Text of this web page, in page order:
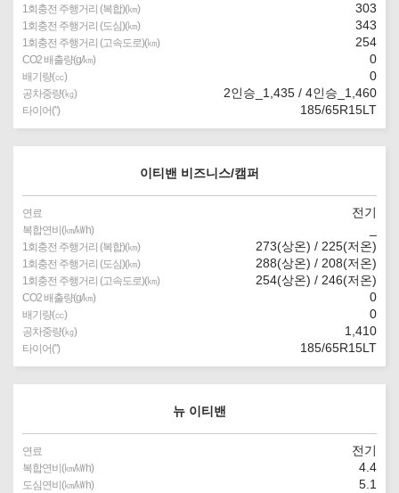
1회충전 주행거리 (복합)(㎞) 303
1회충전 주행거리 (도심)(㎞) 343
1회충전 주행거리 (고속도로)(㎞) 254
CO2 배출량(g/㎞) 0
배기량(㏄) 0
공차중량(㎏) 2인승_1,435 / 4인승_1,460
타이어(″) 185/65R15LT
이티밴 비즈니스/캠퍼
연료 전기
복합연비(㎞/㎾h)
1회충전 주행거리 (복합)(㎞) 273(상온) / 225(저온)
1회충전 주행거리 (도심)(㎞) 288(상온) / 208(저온)
1회충전 주행거리 (고속도로)(㎞) 254(상온) / 246(저온)
CO2 배출량(g/㎞) 0
배기량(㏄) 0
공차중량(㎏) 1,410
타이어(″) 185/65R15LT
뉴 이티밴
연료 전기
복합연비(㎞/㎾h) 4.4
도심연비(㎞/㎾h) 5.1